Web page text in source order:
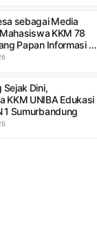
sebagai Media
KKM 78
Papan Informasi di
Dini,
KKM UNIBA Edukasi
1 Sumurbandung